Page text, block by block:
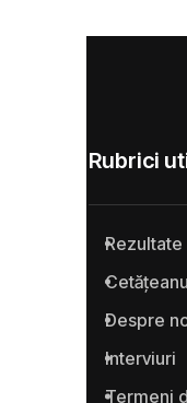
Rubrici
Despre
Interviuri
Termeni